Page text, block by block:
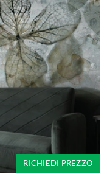
RICHIEDI PREZZO